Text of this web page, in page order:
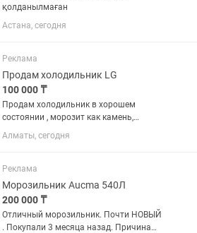
қолданылмаған
Астана, сегодня
Реклама
Продам холодильник LG
100 000 ₸
Продам холодильник в хорошем
состоянии , морозит как камень,
продукты не портятся, вместительный.
Только самовывоз
Алматы, сегодня
Реклама
Морозильник Aucma 540Л
200 000 ₸
Отличный морозильник. Почти НОВЫЙ
. Покупали 3 месяца назад. Причина